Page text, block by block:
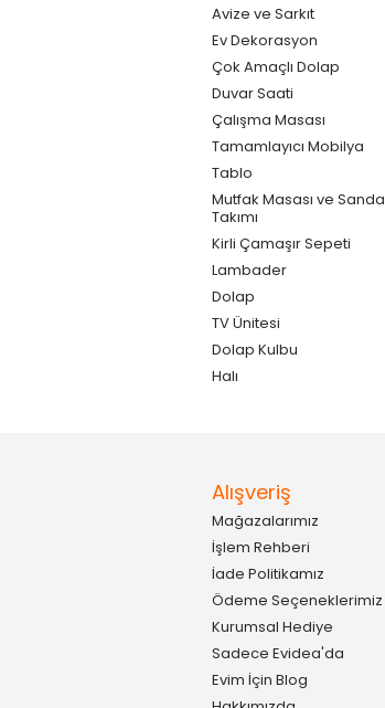
Avize ve Sarkıt
Ev Dekorasyon
Çok Amaçlı Dolap
Duvar Saati
Çalışma Masası
Tamamlayıcı Mobilya
Tablo
Mutfak Masası ve
Takımı
Kirli Çamaşır Sepeti
Lambader
Dolap
TV Ünitesi
Dolap Kulbu
Halı
Alışveriş
Mağazalarımız
İşlem Rehberi
İade Politikamız
Ödeme Seçeneklerimiz
Kurumsal Hediye
Sadece Evidea'da
Evim İçin Blog